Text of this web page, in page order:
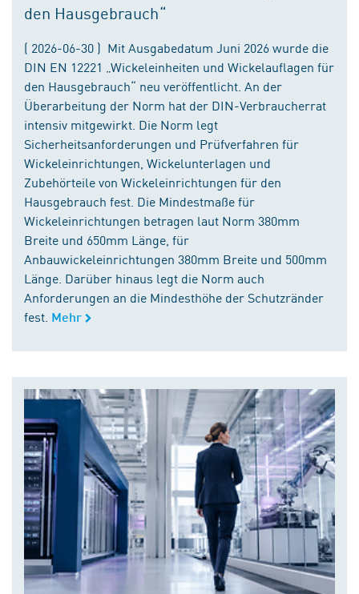
den Hausgebrauch“
( 2026-06-30 ) Mit Ausgabedatum Juni 2026 wurde die
DIN EN 12221 „Wickeleinheiten und Wickelauflagen für
den Hausgebrauch“ neu veröffentlicht. An der
Überarbeitung der Norm hat der DIN-Verbraucherrat
intensiv mitgewirkt. Die Norm legt
Sicherheitsanforderungen und Prüfverfahren für
Wickeleinrichtungen, Wickelunterlagen und
Zubehörteile von Wickeleinrichtungen für den
Hausgebrauch fest. Die Mindestmaße für
Wickeleinrichtungen betragen laut Norm 380mm
Breite und 650mm Länge, für
Anbauwickeleinrichtungen 380mm Breite und 500mm
Länge. Darüber hinaus legt die Norm auch
Anforderungen an die Mindesthöhe der Schutzränder
fest. Mehr